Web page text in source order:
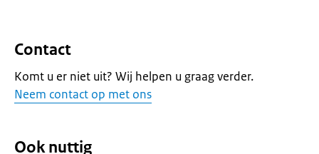
Contact
Komt u er niet uit? Wij helpen u graag verder.
Neem contact op met ons
Ook nuttig